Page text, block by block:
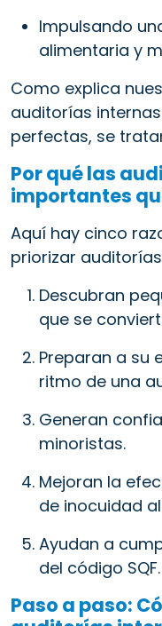
Impulsando
alimentaria y
Como explica
auditorías
perfectas, se
Por qué las
importantes
Aquí hay cinco
priorizar
Descubran
que se
Preparan a su
ritmo de una
Generan
minoristas.
Mejoran la
de inocuidad
Ayudan a
del código SQF.
Paso a paso: